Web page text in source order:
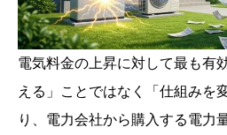
電気料金の上昇に対して最も有
える」ことではなく「仕組みを
り、電力会社から購入する電力